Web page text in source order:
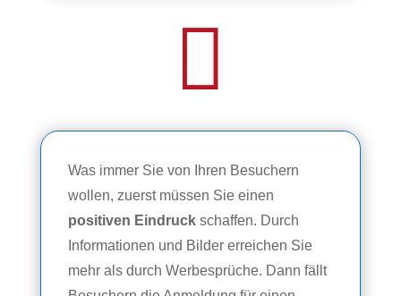

Was immer Sie von Ihren Besuchern
wollen, zuerst müssen Sie einen
positiven Eindruckschaffen. Durch
Informationen und Bilder erreichen Sie
mehr als durch Werbesprüche. Dann fällt